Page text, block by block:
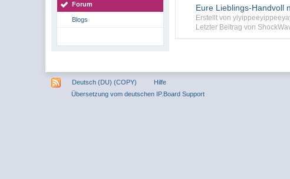
Forum
Blogs
Eure Lieblings-Handvoll
Erstellt von
Letzter Beitrag von
Deutsch (DU) (COPY)
Hilfe
Übersetzung vom deutschen IP.Board Support